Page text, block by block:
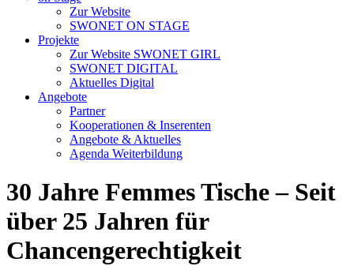
Zur Website
SWONET ON STAGE
Projekte
Zur Website SWONET GIRL
SWONET DIGITAL
Aktuelles Digital
Angebote
Partner
Kooperationen & Inserenten
Angebote & Aktuelles
Agenda Weiterbildung
30 Jahre Femmes Tische – Seit
über 25 Jahren für
Chancengerechtigkeit